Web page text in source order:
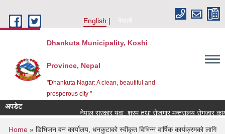
English
नेपाली
Dhankuta Municipality, Koshi
Province, Nepal
"Dhankuta Nagar: A clean, beautiful and
prosperous city "
अपडेट
नेपाल सरकार युवा, श्रम तथा रोजगार मन्त्रालय रोगजार
Home » डिभिजन वन कार्यालय, धनकुटाको स्वीकृत विभिन्न वार्षिक कार्यक्रमको लागि